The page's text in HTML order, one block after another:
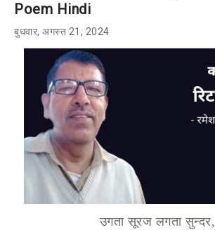
Poem Hindi
बुधवार, अगस्त 21, 2024
उगता सूरज लगता सुन्दर,